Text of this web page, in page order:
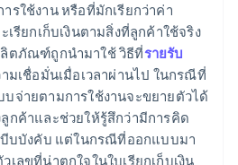
รใช้งาน หรือที่มักเรียกว่าค่า
เรียกเก็บเงินตามสิ่งที่ลูกค้าใช้จริง
ตภัณฑ์ถูกนำมาใช้ วิธีที่รายรับ
มเชื่อมั่นเมื่อเวลาผ่านไป ในกรณีที่
จ่ายตามการใช้งานจะขยายตัวได้
ลูกค้าและช่วยให้รู้สึกว่ามีการคิด
บีบบังคับ แต่ในกรณีที่ออกแบบมา
เลขที่น่าตกใจในใบเรียกเก็บเงิน